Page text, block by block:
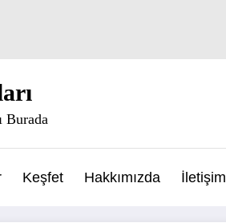
Burada
Keşfet Hakkımızda İletişim